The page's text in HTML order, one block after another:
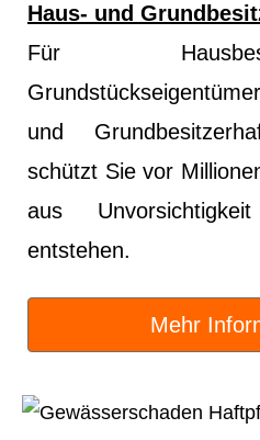
Haus- und
Für
und
schützt Sie vor
aus
entstehen.
Mehr